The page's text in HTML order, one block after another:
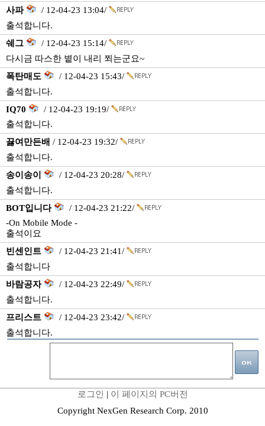
사파
/ 12-04-23 13:04/
출석합니다.
쉐그
/ 12-04-23 15:14/
다시금 따스한 볕이 내리 쬐는군요~
폭탄매도
/ 12-04-23 15:43/
출석합니다.
IQ70
/ 12-04-23 19:19/
출석합니다.
끓여만든배 / 12-04-23 19:32/
출석합니다.
송이송이
/ 12-04-23 20:28/
출석합니다.
BOT입니다
/ 12-04-23 21:22/
-On Mobile Mode -
출석이요
빈센인트
/ 12-04-23 21:41/
출석합니다
바람공자
/ 12-04-23 22:49/
출석합니다.
프리스트
/ 12-04-23 23:42/
출석합니다.
로그인 | 이 페이지의 PC버전
Copyright NexGen Research Corp. 2010